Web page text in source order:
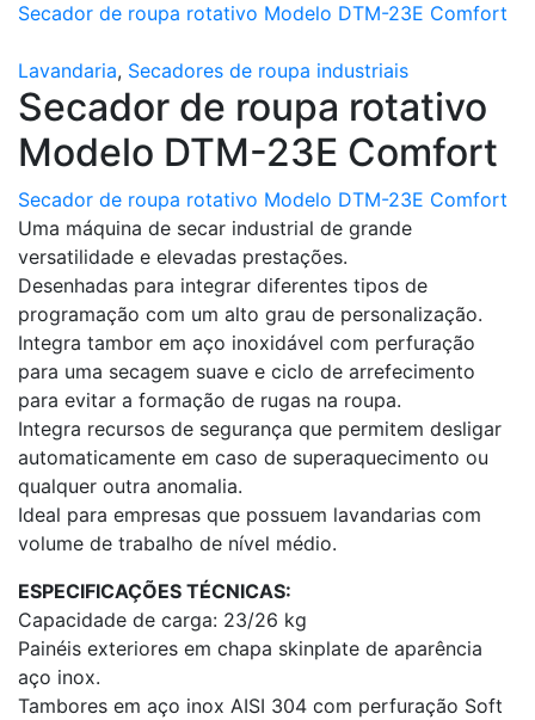
Secador de roupa rotativo Modelo DTM-23E Comfort
Lavandaria, Secadores de roupa industriais
Secador de roupa rotativo
Modelo DTM-23E Comfort
Secador de roupa rotativo Modelo DTM-23E Comfort
Uma máquina de secar industrial de grande
versatilidade e elevadas prestações.
Desenhadas para integrar diferentes tipos de
programação com um alto grau de personalização.
Integra tambor em aço inoxidável com perfuração
para uma secagem suave e ciclo de arrefecimento
para evitar a formação de rugas na roupa.
Integra recursos de segurança que permitem desligar
automaticamente em caso de superaquecimento ou
qualquer outra anomalia.
Ideal para empresas que possuem lavandarias com
volume de trabalho de nível médio.
ESPECIFICAÇÕES TÉCNICAS:
Capacidade de carga: 23/26 kg
Painéis exteriores em chapa skinplate de aparência
aço inox.
Tambores em aço inox AISI 304 com perfuração Soft